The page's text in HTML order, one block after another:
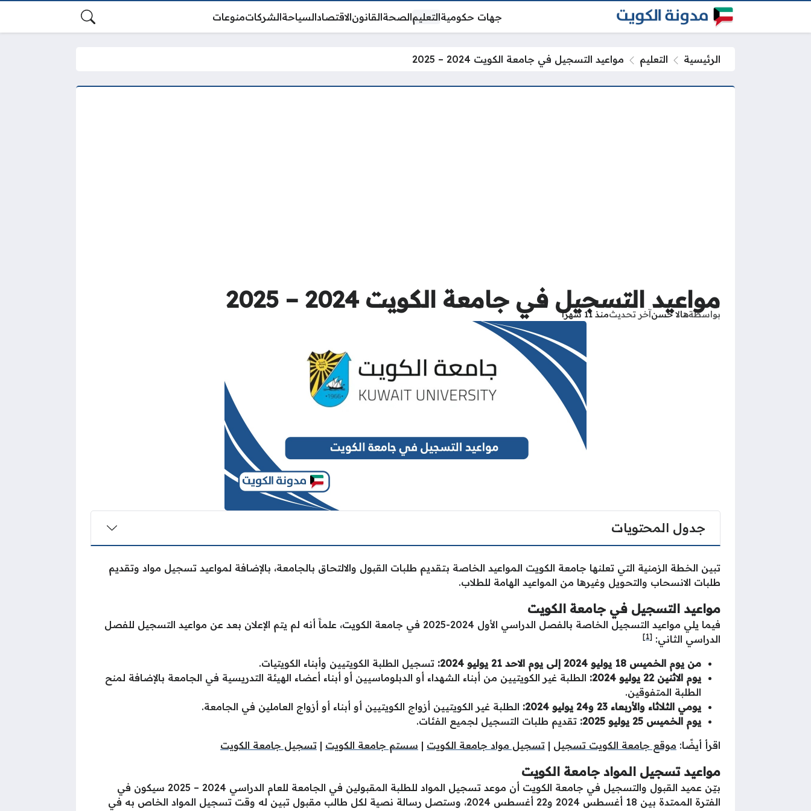
جهات حكوميةالتعليمالصحةالقانونالاقتصادالسياحةالشركاتمنوعات
الرئيسية التعليم مواعيد التسجيل في جامعة الكويت 2024 – 2025
مواعيد التسجيل في جامعة الكويت 2024 – 2025
بواسطةهالا حسنآخر تحديثمنذ 11 شهرًا
جدول المحتويات
تبين الخطة الزمنية التي تعلنها جامعة الكويت المواعيد الخاصة بتقديم طلبات القبول والالتحاق بالجامعة، بالإضافة لمواعيد تسجيل مواد وتقديم
طلبات الانسحاب والتحويل وغيرها من المواعيد الهامة للطلاب.
مواعيد التسجيل في جامعة الكويت
فيما يلي مواعيد التسجيل الخاصة بالفصل الدراسي الأول 2024-2025 في جامعة الكويت، علماََ أنه لم يتم الإعلان بعد عن مواعيد التسجيل للفصل
الدراسي الثاني: [1]
من يوم الخميس 18 يوليو 2024 إلى يوم الاحد 21 يوليو 2024:
تسجيل الطلبة الكويتيين وأبناء الكويتيات.
يوم الاثنين 22 يوليو 2024:
الطلبة غير الكويتيين من أبناء الشهداء أو الدبلوماسيين أو أبناء أعضاء الهيئة التدريسية في الجامعة بالإضافة لمنح
الطلبة المتفوقين.
يومي الثلاثاء والأربعاء 23 و24 يوليو 2024:
الطلبة غير الكويتيين أزواج الكويتيين أو أبناء أو أزواج العاملين في الجامعة.
يوم الخميس 25 يوليو 2025:
تقديم طلبات التسجيل لجميع الفئات.
اقرأ أيضًا: موقع جامعة الكويت تسجيل | تسجيل مواد جامعة الكويت | سستم جامعة الكويت | تسجيل جامعة الكويت
مواعيد تسجيل المواد جامعة الكويت
بيّن عميد القبول والتسجيل في جامعة الكويت أن موعد تسجيل المواد للطلبة المقبولين في الجامعة للعام الدراسي 2024 – 2025 سيكون في
الفترة الممتدة بين 18 أغسطس 2024 و22 أغسطس 2024، وستصل رسالة نصية لكل طالب مقبول تبين له وقت تسجيل المواد الخاص به في